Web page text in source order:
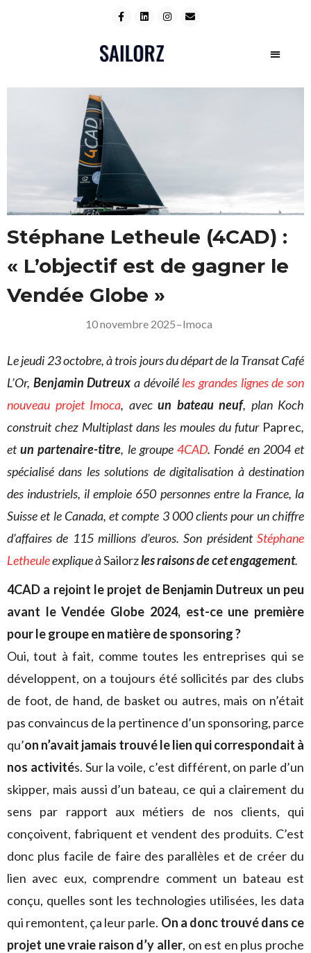
Stéphane Letheule (4CAD) :
« L’objectif est de gagner le
Vendée Globe »
10 novembre 2025–Imoca
Le jeudi 23 octobre, à trois jours du départ de la Transat Café
L’Or, Benjamin Dutreux a dévoilé les grandes lignes de son
nouveau projet Imoca, avec un bateau neuf, plan Koch
construit chez Multiplast dans les moules du futur Paprec,
etun partenaire-titre, le groupe4CAD. Fondé en 2004 et
spécialisé dans les solutions de digitalisation à destination
des industriels, il emploie 650 personnes entre la France, la
Suisse et le Canada, et compte 3 000 clients pour un chiffre
d’affaires de 115 millions d’euros. Son président Stéphane
Letheuleexplique àSailorzles raisons de cet engagement.
4CAD a rejoint le projet de Benjamin Dutreux un peu
avant le Vendée Globe 2024, est-ce une première
pour le groupe en matière de sponsoring ?
Oui, tout à fait, comme toutes les entreprises qui se
développent, on a toujours été sollicités par des clubs
de foot, de hand, de basket ou autres, mais on n’était
pas convaincus de la pertinence d’un sponsoring, parce
qu’on n’avait jamais trouvé le lien qui correspondait à
nos activités. Sur la voile, c’est différent, on parle d’un
skipper, mais aussi d’un bateau, ce qui a clairement du
sens par rapport aux métiers de nos clients, qui
conçoivent, fabriquent et vendent des produits. C’est
donc plus facile de faire des parallèles et de créer du
lien avec eux, comprendre comment un bateau est
conçu, quelles sont les technologies utilisées, les data
qui remontent, ça leur parle. On a donc trouvé dans ce
projet une vraie raison d’y aller, on est en plus proche